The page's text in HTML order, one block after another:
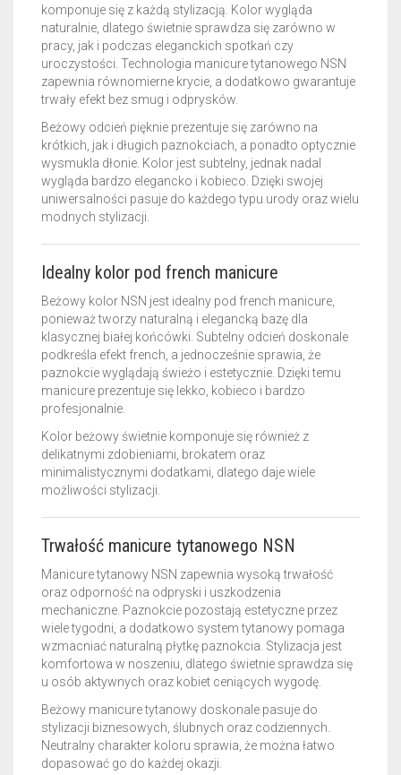
komponuje się z każdą stylizacją. Kolor wygląda
naturalnie, dlatego świetnie sprawdza się zarówno w
pracy, jak i podczas eleganckich spotkań czy
uroczystości. Technologia manicure tytanowego NSN
zapewnia równomierne krycie, a dodatkowo gwarantuje
trwały efekt bez smug i odprysków.
Beżowy odcień pięknie prezentuje się zarówno na
krótkich, jak i długich paznokciach, a ponadto optycznie
wysmukla dłonie. Kolor jest subtelny, jednak nadal
wygląda bardzo elegancko i kobieco. Dzięki swojej
uniwersalności pasuje do każdego typu urody oraz wielu
modnych stylizacji.
Idealny kolor pod french manicure
Beżowy kolor NSN jest idealny pod french manicure,
ponieważ tworzy naturalną i elegancką bazę dla
klasycznej białej końcówki. Subtelny odcień doskonale
podkreśla efekt french, a jednocześnie sprawia, że
paznokcie wyglądają świeżo i estetycznie. Dzięki temu
manicure prezentuje się lekko, kobieco i bardzo
profesjonalnie.
Kolor beżowy świetnie komponuje się również z
delikatnymi zdobieniami, brokatem oraz
minimalistycznymi dodatkami, dlatego daje wiele
możliwości stylizacji.
Trwałość manicure tytanowego NSN
Manicure tytanowy NSN zapewnia wysoką trwałość
oraz odporność na odpryski i uszkodzenia
mechaniczne. Paznokcie pozostają estetyczne przez
wiele tygodni, a dodatkowo system tytanowy pomaga
wzmacniać naturalną płytkę paznokcia. Stylizacja jest
komfortowa w noszeniu, dlatego świetnie sprawdza się
u osób aktywnych oraz kobiet ceniących wygodę.
Beżowy manicure tytanowy doskonale pasuje do
stylizacji biznesowych, ślubnych oraz codziennych.
Neutralny charakter koloru sprawia, że można łatwo
dopasować go do każdej okazji.